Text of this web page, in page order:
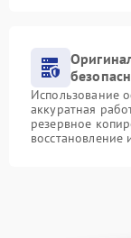
Использование
аккуратная
резервное